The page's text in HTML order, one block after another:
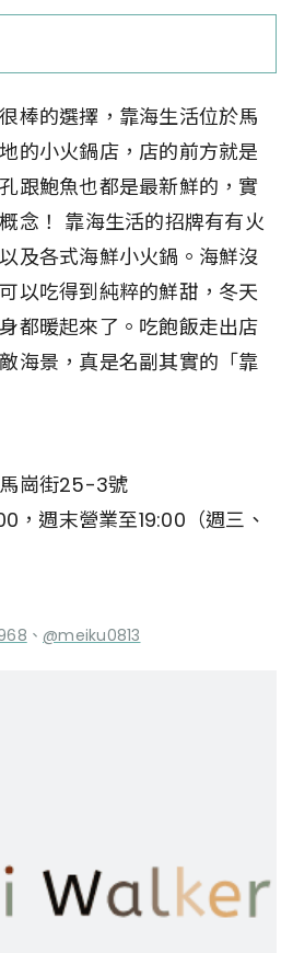
棒的選擇，靠海生活位於馬
的小火鍋店，店的前方就是
跟鮑魚也都是最新鮮的，實
念！ 靠海生活的招牌有有火
及各式海鮮小火鍋。海鮮沒
以吃得到純粹的鮮甜，冬天
都暖起來了。吃飽飯走出店
海景，真是名副其實的「靠
崗街25-3號
，週末營業至19:00（週三、
、 @meiku0813